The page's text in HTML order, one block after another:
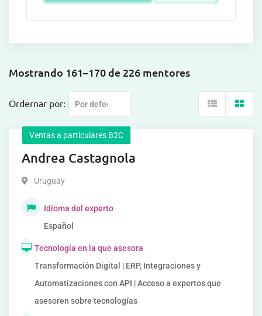
Mostrando 161–170 de 226 mentores
Ordernar por:
Ventas a particulares B2C
Andrea Castagnola
Uruguay
Idioma del experto
Español
Tecnología en la que asesora
Transformación Digital | ERP, Integraciones y
Automatizaciones con API | Acceso a expertos que
asesoren sobre tecnologías